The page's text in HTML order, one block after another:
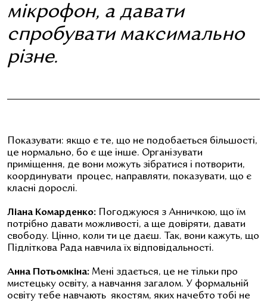
мікрофон, а давати
спробувати максимально
різне.
Показувати: якщо є те, що не подобається більшості,
це нормально, бо є ще інше. Організувати
приміщення, де вони можуть зібратися і потворити,
координувати процес, направляти, показувати, що є
класні дорослі.
Ліана Комарденко:
Погоджуюся з Анничкою, що їм
потрібно давати можливості, а ще довіряти, давати
свободу. Цінно, коли ти це даєш. Так, вони кажуть, що
Підліткова Рада навчила їх відповідальності.
Анна Потьомкіна: Мені здається, це не тільки про
мистецьку освіту, а навчання загалом. У формальній
освіту тебе навчають якостям, яких начебто тобі не